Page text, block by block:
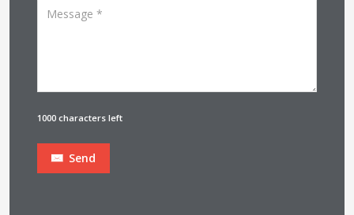
1000 characters left
Send